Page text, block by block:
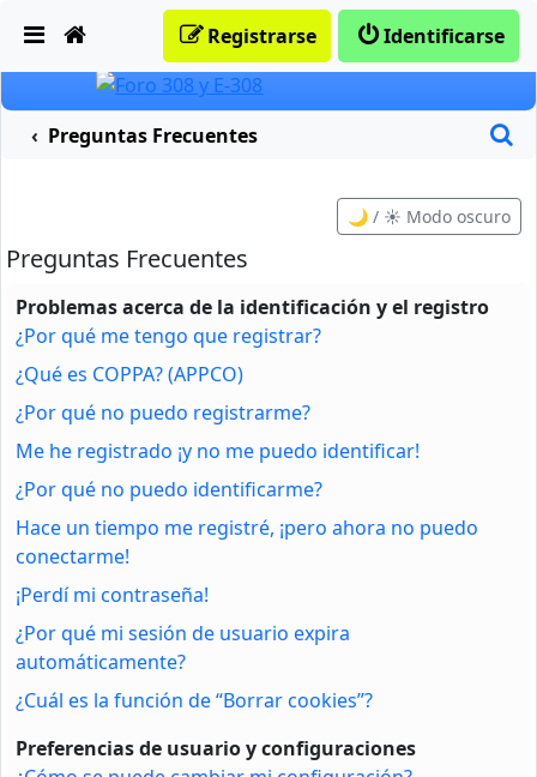
Identificarse
Registrarse
Preguntas Frecuentes
🌙 / ☀️ Modo oscuro
Preguntas Frecuentes
Problemas acerca de la identificación y el registro
¿Por qué me tengo que registrar?
¿Qué es COPPA? (APPCO)
¿Por qué no puedo registrarme?
Me he registrado ¡y no me puedo identificar!
¿Por qué no puedo identificarme?
Hace un tiempo me registré, ¡pero ahora no puedo
conectarme!
¡Perdí mi contraseña!
¿Por qué mi sesión de usuario expira
automáticamente?
¿Cuál es la función de “Borrar cookies”?
Preferencias de usuario y configuraciones